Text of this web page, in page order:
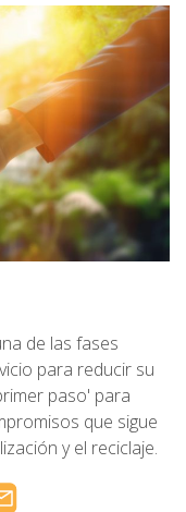
de las fases
para reducir su
paso' para
que sigue
y el reciclaje.